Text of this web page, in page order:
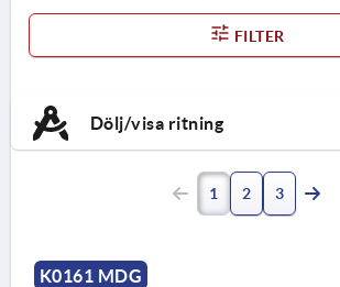
FILTER
Dölj/visa ritning
1 2 3
K0161 MDG